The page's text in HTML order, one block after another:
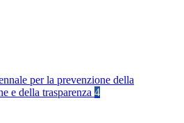
per la prevenzione della
e della trasparenza 4